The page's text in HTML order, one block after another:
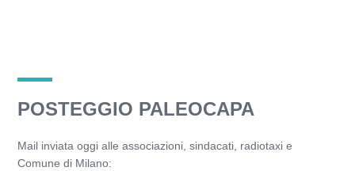
POSTEGGIO PALEOCAPA
Mail inviata oggi alle associazioni, sindacati, radiotaxi e
Comune di Milano: